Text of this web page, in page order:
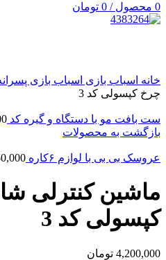
0 محصول /
0 تومان
خانه اسباب بازی اسباب بازی
چرخ کپسولی كد 3
ست بافت مو با دستگاه و گیره كد
بازگشت به محصولات
عروسک بی بی با لوازم ۶کاره
ماشین کنترلی
کپسولی كد 3
4,200,000 تومان